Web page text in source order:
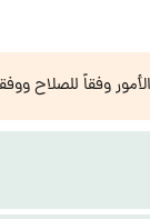
وفقاً للصلاح